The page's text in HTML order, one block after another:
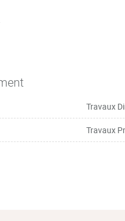
Travaux
Travaux